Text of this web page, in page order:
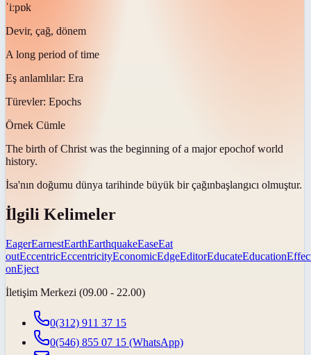
ˈiːpɒk
Devir, çağ, dönem
A long period of time
Eş anlamlılar: Era
Türevler: Epochs
Örnek Cümle
The birth of Christ was the beginning of a major epochof world
history.
İsa'nın doğumu dünya tarihinde büyük bir çağınbaşlangıcı olmuştur.
İlgili Kelimeler
EagerEarnestEarthEarthquakeEaseEat
outEccentricEccentricityEconomicEdgeEditorEducateEducation
onEject
İletişim Merkezi (09.00 - 22.00)
0(312) 911 37 15
0(546) 855 07 15 (WhatsApp)